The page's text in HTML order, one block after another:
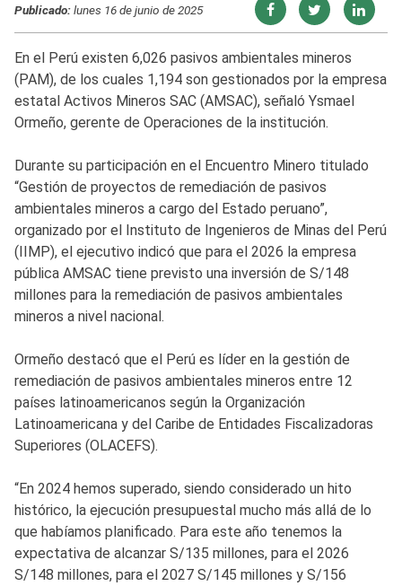
Publicado:lunes 16 de junio de 2025
En el Perú existen 6,026 pasivos ambientales mineros
(PAM), de los cuales 1,194 son gestionados por la empresa
estatal Activos Mineros SAC (AMSAC), señaló Ysmael
Ormeño, gerente de Operaciones de la institución.
Durante su participación en el Encuentro Minero titulado
“Gestión de proyectos de remediación de pasivos
ambientales mineros a cargo del Estado peruano”,
organizado por el Instituto de Ingenieros de Minas del Perú
(IIMP), el ejecutivo indicó que para el 2026 la empresa
pública AMSAC tiene previsto una inversión de S/148
millones para la remediación de pasivos ambientales
mineros a nivel nacional.
Ormeño destacó que el Perú es líder en la gestión de
remediación de pasivos ambientales mineros entre 12
países latinoamericanos según la Organización
Latinoamericana y del Caribe de Entidades Fiscalizadoras
Superiores (OLACEFS).
“En 2024 hemos superado, siendo considerado un hito
histórico, la ejecución presupuestal mucho más allá de lo
que habíamos planificado. Para este año tenemos la
expectativa de alcanzar S/135 millones, para el 2026
S/148 millones, para el 2027 S/145 millones y S/156